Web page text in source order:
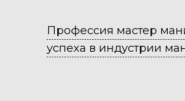
Профессия мастер
успеха в индустрии